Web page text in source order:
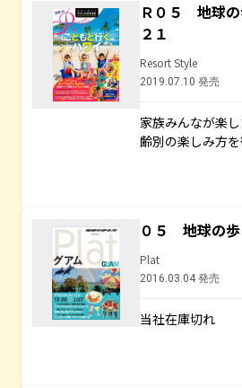
Ｒ０５ 地球
２１
Resort Style
2019.07.10 発売
家族みんなが楽
齢別の楽しみ方を
０５ 地球の
Plat
2016.03.04 発売
当社在庫切れ